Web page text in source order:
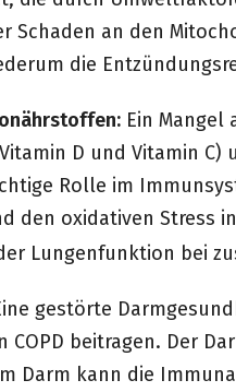
Schaden an den
die
Ein
D und Vitamin
Rolle im
den oxidativen Stress
Lungenfunktion bei
gestörte
COPD beitragen. Der
Darm kann die